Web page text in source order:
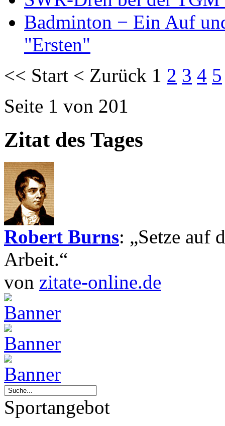
Badminton − Ein Auf
"Ersten"
<< Start < Zurück 1 2 3 4 5
Seite 1 von 201
Zitat des Tages
Robert Burns: „Setze auf
Arbeit.“
von zitate-online.de
Sportangebot